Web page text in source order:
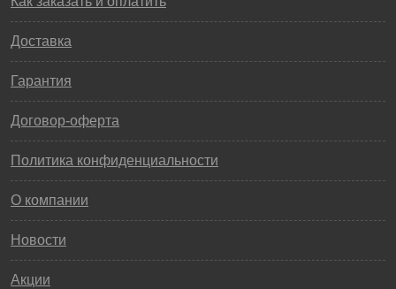
Доставка
Гарантия
Договор-оферта
Политика конфиденциальности
О компании
Новости
Акции